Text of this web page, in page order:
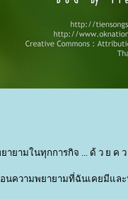
ยามในทุกการกิจ ... ด้ ว ย ค
นความพยายามที่ฉันเคยมีแล